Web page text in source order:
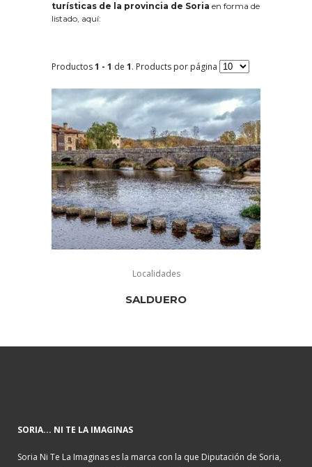
turísticas de la provincia de Soria en forma de
listado, aquí:
Productos1 - 1 de 1. Products por página
Localidades
SALDUERO
SORIA... NI TE LA IMAGINAS
Soria Ni Te La Imaginas es la marca con la que Diputación de Soria,